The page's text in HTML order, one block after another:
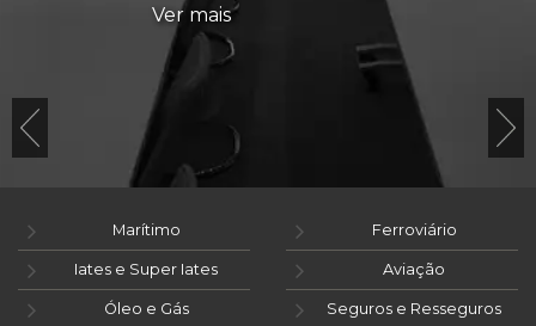
Ver mais
Marítimo
Iates e Super Iates
Óleo e Gás
Ferroviário
Aviação
Seguros e Resseguros